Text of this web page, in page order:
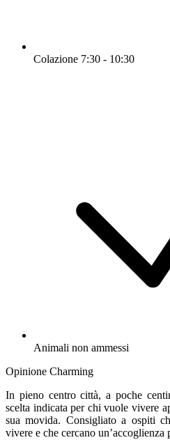
Colazione 7:30 - 10:30
Animali non ammessi
Opinione Charming
In pieno centro città, a poche
scelta indicata per chi vuole vivere
sua movida. Consigliato a ospiti
vivere e che cercano un’accoglienza